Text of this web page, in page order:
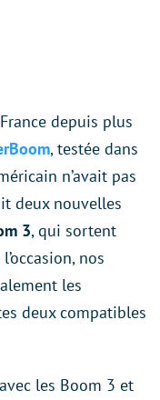
depuis plus
, testée dans
n’avait pas
deux nouvelles
3, qui sortent
nos
les
deux compatibles
les Boom 3 et